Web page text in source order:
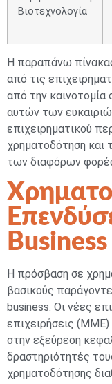
Βιοτεχνολογία
Η παραπάνω
από τις
από την καινοτομία
αυτών των
επιχειρηματικού
χρηματοδότηση και
των διαφόρων
Business
Η πρόσβαση σε
βασικούς
business. Οι νέες
επιχειρήσεις (ΜΜΕ)
στην εξεύρεση
δραστηριότητές
χρηματοδότησης